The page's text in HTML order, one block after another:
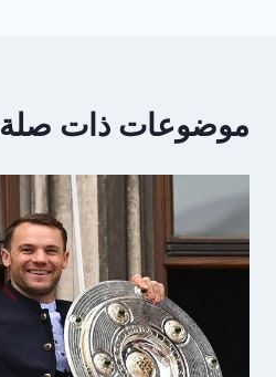
موضوعات ذات صلة